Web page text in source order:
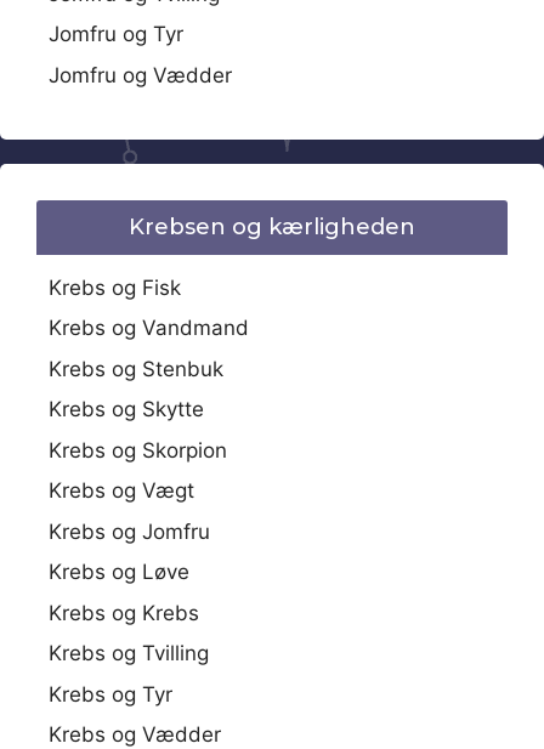
Jomfru og Tyr
Jomfru og Vædder
Krebsen og kærligheden
Krebs og Fisk
Krebs og Vandmand
Krebs og Stenbuk
Krebs og Skytte
Krebs og Skorpion
Krebs og Vægt
Krebs og Jomfru
Krebs og Løve
Krebs og Krebs
Krebs og Tvilling
Krebs og Tyr
Krebs og Vædder